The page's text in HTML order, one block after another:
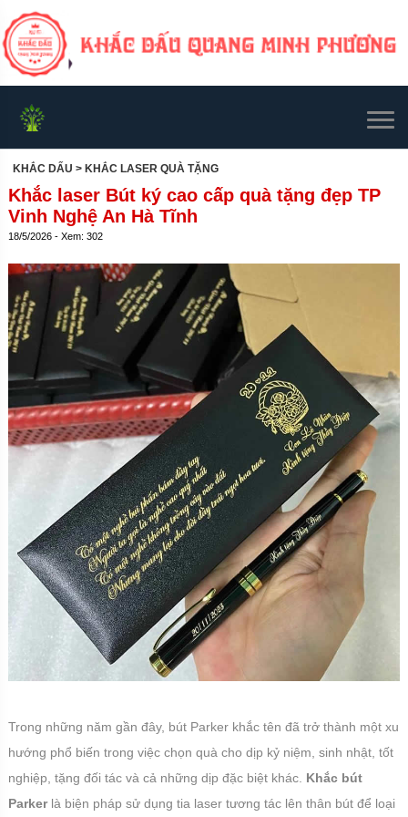
KHẮC DẤU > KHẮC LASER QUÀ TẶNG
Khắc laser Bút ký cao cấp quà tặng đẹp TP
Vinh Nghệ An Hà Tĩnh
18/5/2026 - Xem: 302
Trong những năm gần đây, bút Parker khắc tên đã trở thành một xu
hướng phổ biến trong việc chọn quà cho dịp kỷ niệm, sinh nhật, tốt
nghiệp, tặng đối tác và cả những dịp đặc biệt khác. Khắc bút
Parkerlà biện pháp sử dụng tia laser tương tác lên thân bút để loại